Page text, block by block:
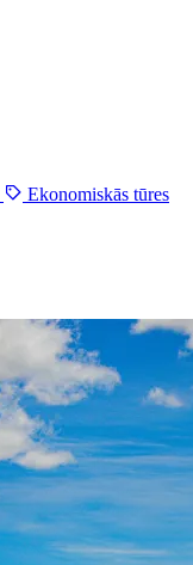
Ekonomiskās tūres